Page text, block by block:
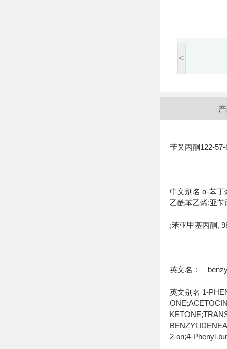
<
苄叉丙酮122-57-
中文别名 α-苯丁
乙酰苯乙烯;亚
;苯亚甲基丙酮,
英文名：
英文别名 1-
2-on;4-Phenyl-